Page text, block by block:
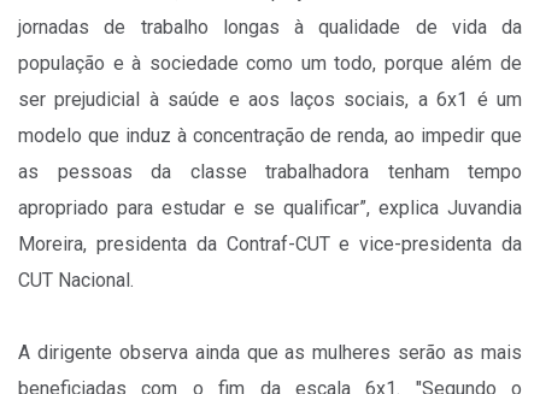
jornadas de trabalho longas à qualidade de vida da
população e à sociedade como um todo, porque além de
ser prejudicial à saúde e aos laços sociais, a 6x1 é um
modelo que induz à concentração de renda, ao impedir que
as pessoas da classe trabalhadora tenham tempo
apropriado para estudar e se qualificar”, explica Juvandia
Moreira, presidenta da Contraf-CUT e vice-presidenta da
CUT Nacional.
A dirigente observa ainda que as mulheres serão as mais
beneficiadas com o fim da escala 6x1. "Segundo o